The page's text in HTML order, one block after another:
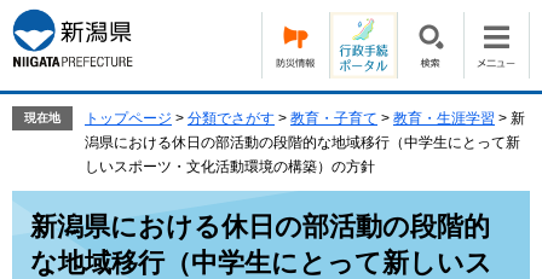
ー
ジ
の
す。
ニ
ュ
ー
し
現在地 トップページ > 分類でさがす > 教育・子育て > 教育・生涯学習 > 新
潟県における休日の部活動の段階的な地域移行（中学生にとって新
しいスポーツ・文化活動環境の構築）の方針
新潟県における休日の部活動の段階的
な地域移行（中学生にとって新しいス